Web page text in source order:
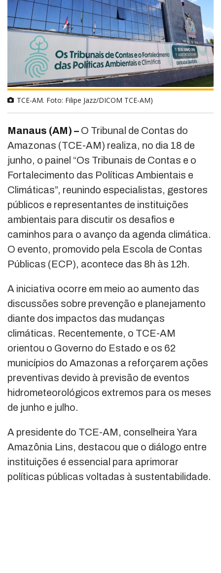
TCE-AM. Foto: Filipe Jazz/DICOM TCE-AM)
Manaus (AM) – O Tribunal de Contas do
Amazonas (TCE-AM) realiza, no dia 18 de
junho, o painel “Os Tribunais de Contas e o
Fortalecimento das Políticas Ambientais e
Climáticas”, reunindo especialistas, gestores
públicos e representantes de instituições
ambientais para discutir os desafios e
caminhos para o avanço da agenda climática.
O evento, promovido pela Escola de Contas
Públicas (ECP), acontece das 8h às 12h.
A iniciativa ocorre em meio ao aumento das
discussões sobre prevenção e planejamento
diante dos impactos das mudanças
climáticas. Recentemente, o TCE-AM
orientou o Governo do Estado e os 62
municípios do Amazonas a reforçarem ações
preventivas devido à previsão de eventos
hidrometeorológicos extremos para os meses
de junho e julho.
A presidente do TCE-AM, conselheira Yara
Amazônia Lins, destacou que o diálogo entre
instituições é essencial para aprimorar
políticas públicas voltadas à sustentabilidade.